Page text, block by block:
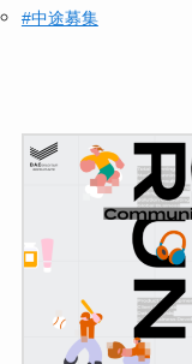
#中途募集